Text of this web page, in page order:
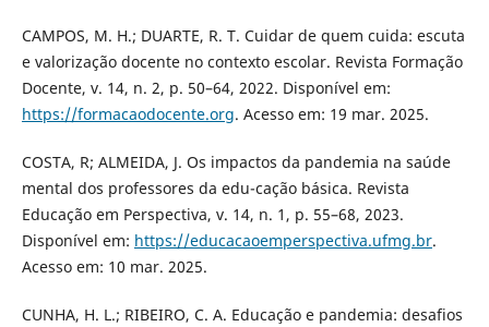
CAMPOS, M. H.; DUARTE, R. T. Cuidar de quem cuida: escuta
e valorização docente no contexto escolar. Revista Formação
Docente, v. 14, n. 2, p. 50–64, 2022. Disponível em:
https://formacaodocente.org. Acesso em: 19 mar. 2025.
COSTA, R; ALMEIDA, J. Os impactos da pandemia na saúde
mental dos professores da edu-cação básica. Revista
Educação em Perspectiva, v. 14, n. 1, p. 55–68, 2023.
Disponível em: https://educacaoemperspectiva.ufmg.br.
Acesso em: 10 mar. 2025.
CUNHA, H. L.; RIBEIRO, C. A. Educação e pandemia: desafios